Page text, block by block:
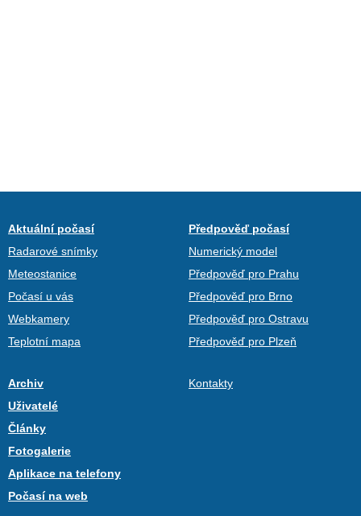
Aktuální počasí
Radarové snímky
Meteostanice
Počasí u vás
Webkamery
Teplotní mapa
Předpověď počasí
Numerický model
Předpověď pro Prahu
Předpověď pro Brno
Předpověď pro Ostravu
Předpověď pro Plzeň
Archiv
Uživatelé
Články
Fotogalerie
Aplikace na telefony
Počasí na web
Kontakty